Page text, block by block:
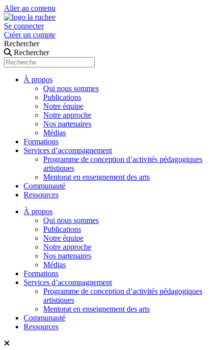
Aller au contenu
Se connecter
Créer un compte
Rechercher
Rechercher
À propos
Qui nous sommes
Publications
Notre équipe
Notre approche
Nos partenaires
Médias
Formations
Services d’accompagnement
Programme de conception d’activités pédagogiques
artistiques
Mentorat en enseignement des arts
Communauté
Ressources
À propos
Qui nous sommes
Publications
Notre équipe
Notre approche
Nos partenaires
Médias
Formations
Services d’accompagnement
Programme de conception d’activités pédagogiques
artistiques
Mentorat en enseignement des arts
Communauté
Ressources